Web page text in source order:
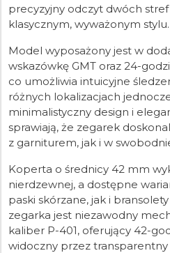
precyzyjny odczyt dwóch
klasycznym, wyważonym stylu.
Model wyposażony jest w
wskazówkę GMT oraz 24-
co umożliwia intuicyjne
różnych lokalizacjach
minimalistyczny design i
sprawiają, że zegarek
z garniturem, jak i w
Koperta o średnicy 42 mm
nierdzewnej, a dostępne
paski skórzane, jak i
zegarka jest niezawodny
kaliber P-401, oferujący 42-
widoczny przez transparentny